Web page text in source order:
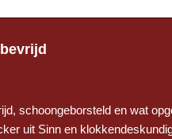
schoongeborsteld en wat
uit Sinn en